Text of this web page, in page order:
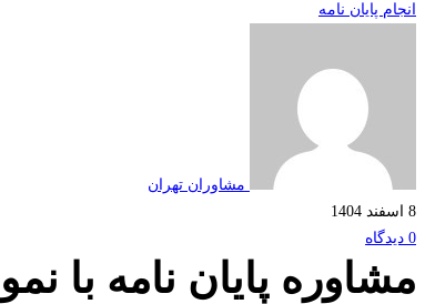
انجام پایان نامه
مشاوران تهران
8 اسفند 1404
0 دیدگاه
مشاوره پایان نامه با